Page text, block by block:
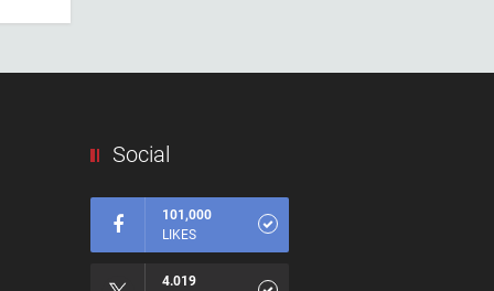
Social
101,000
LIKES
4.019